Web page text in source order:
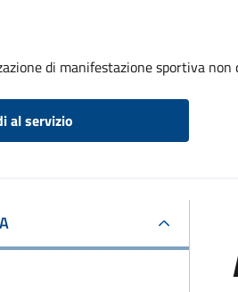
di manifestazione sportiva
al servizio